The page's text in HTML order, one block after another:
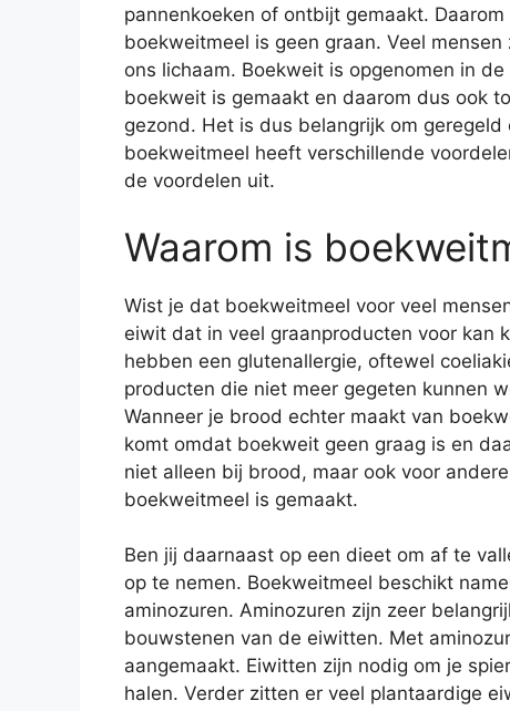
pannenkoeken of ontbijt gemaakt.
boekweitmeel is geen graan. Veel
ons lichaam. Boekweit is opgenomen in
boekweit is gemaakt en daarom dus ook
gezond. Het is dus belangrijk om
boekweitmeel heeft verschillende
de voordelen uit.
Waarom is
Wist je dat boekweitmeel voor veel
eiwit dat in veel graanproducten voor kan
hebben een glutenallergie, oftewel
producten die niet meer gegeten kunnen
Wanneer je brood echter maakt van
komt omdat boekweit geen graag is en
niet alleen bij brood, maar ook voor
boekweitmeel is gemaakt.
Ben jij daarnaast op een dieet om af te
op te nemen. Boekweitmeel beschikt
aminozuren. Aminozuren zijn zeer
bouwstenen van de eiwitten. Met
aangemaakt. Eiwitten zijn nodig om je
halen. Verder zitten er veel plantaardige